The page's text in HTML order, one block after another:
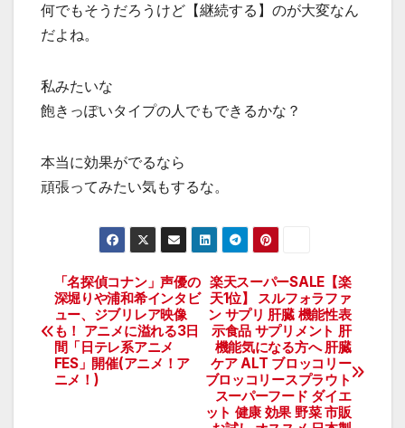
何でもそうだろうけど【継続する】のが大変なん
だよね。
私みたいな
飽きっぽいタイプの人でもできるかな？
本当に効果がでるなら
頑張ってみたい気もするな。
投
稿
ナ
楽天スーパーSALE【楽
天1位】 スルフォラファ
ン サプリ 肝臓 機能性表
示食品 サプリメント 肝
機能気になる方へ 肝臓
ケア ALT ブロッコリー
ブロッコリースプラウト
スーパーフード ダイエ
ット 健康 効果 野菜 市販
「名探偵コナン」声優の
深堀りや浦和希インタビ
ュー、ジブリレア映像
も！ アニメに溢れる3日
間「日テレ系アニメ
FES」開催(アニメ！ア
ニメ！)